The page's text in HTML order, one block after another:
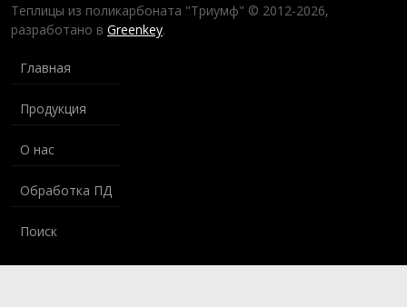
Теплицы из поликарбоната "Триумф" © 2012-2026,
разработано в Greenkey.
Главная
Продукция
О нас
Обработка ПД
Поиск